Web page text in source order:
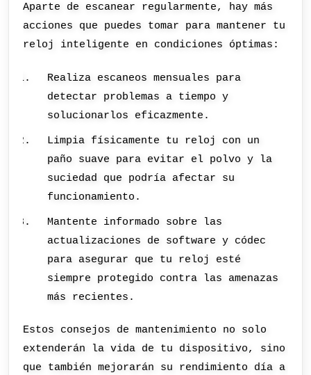
Aparte de escanear regularmente, hay más
acciones que puedes tomar para mantener tu
reloj inteligente en condiciones óptimas:
Realiza escaneos mensuales para
detectar problemas a tiempo y
solucionarlos eficazmente.
Limpia físicamente tu reloj con un
paño suave para evitar el polvo y la
suciedad que podría afectar su
funcionamiento.
Mantente informado sobre las
actualizaciones de software y códec
para asegurar que tu reloj esté
siempre protegido contra las amenazas
más recientes.
Estos consejos de mantenimiento no solo
extenderán la vida de tu dispositivo, sino
que también mejorarán su rendimiento día a